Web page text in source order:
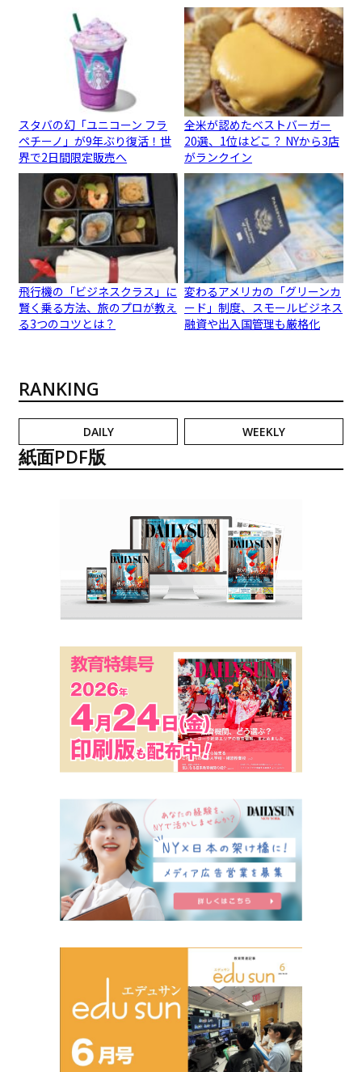
スタバの幻「ユニコーン フラ
ペチーノ」が9年ぶり復活！世
界で2日間限定販売へ
全米が認めたベストバーガー
20選、1位はどこ？ NYから3店
がランクイン
飛行機の「ビジネスクラス」に
賢く乗る方法、旅のプロが教え
る3つのコツとは？
変わるアメリカの「グリーンカ
ード」制度、スモールビジネス
融資や出入国管理も厳格化
RANKING
DAILY WEEKLY
紙面PDF版